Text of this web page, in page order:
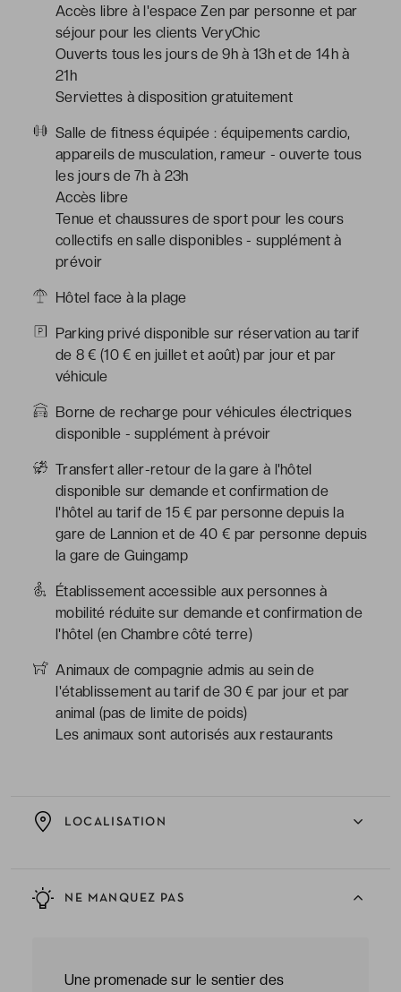
Accès libre à l'espace Zen par personne et par
séjour pour les clients VeryChic
Ouverts tous les jours de 9h à 13h et de 14h à
21h
Serviettes à disposition gratuitement
Salle de fitness équipée : équipements cardio,
appareils de musculation, rameur - ouverte tous
les jours de 7h à 23h
Accès libre
Tenue et chaussures de sport pour les cours
collectifs en salle disponibles - supplément à
prévoir
Hôtel face à la plage
Parking privé disponible sur réservation au tarif
de 8 € (10 € en juillet et août) par jour et par
véhicule
Borne de recharge pour véhicules électriques
disponible - supplément à prévoir
Transfert aller-retour de la gare à l'hôtel
disponible sur demande et confirmation de
l'hôtel au tarif de 15 € par personne depuis la
gare de Lannion et de 40 € par personne depuis
la gare de Guingamp
Établissement accessible aux personnes à
mobilité réduite sur demande et confirmation de
l'hôtel (en Chambre côté terre)
Animaux de compagnie admis au sein de
l'établissement au tarif de 30 € par jour et par
animal (pas de limite de poids)
Les animaux sont autorisés aux restaurants
NE MANQUEZ PAS
Une promenade sur le sentier des
LOCALISATION